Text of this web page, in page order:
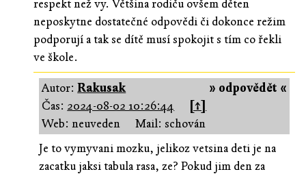
respekt než vy. Většina rodiču ovšem děten
neposkytne dostatečné odpovědi či dokonce režim
podporují a tak se dítě musí spokojit s tím co řekli
ve škole.
» odpovědět «
Autor:Rakusak
Čas: 2024-08-02 10:26:44
[↑]
Web: neuveden
Mail: schován
Je to vymyvani mozku, jelikoz vetsina deti je na
zacatku jaksi tabula rasa, ze? Pokud jim den za